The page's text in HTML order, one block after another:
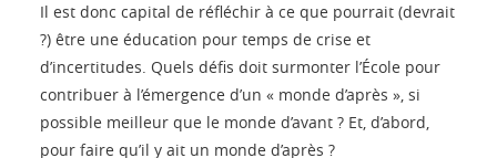
Il est donc capital de réfléchir à ce que pourrait (devrait
?) être une éducation pour temps de crise et
d’incertitudes. Quels défis doit surmonter l’École pour
contribuer à l’émergence d’un « monde d’après », si
possible meilleur que le monde d’avant ? Et, d’abord,
pour faire qu’il y ait un monde d’après ?